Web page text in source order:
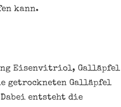
kann.
Eisenvitriol, Galläpfel
getrockneten Galläpfel
entsteht die